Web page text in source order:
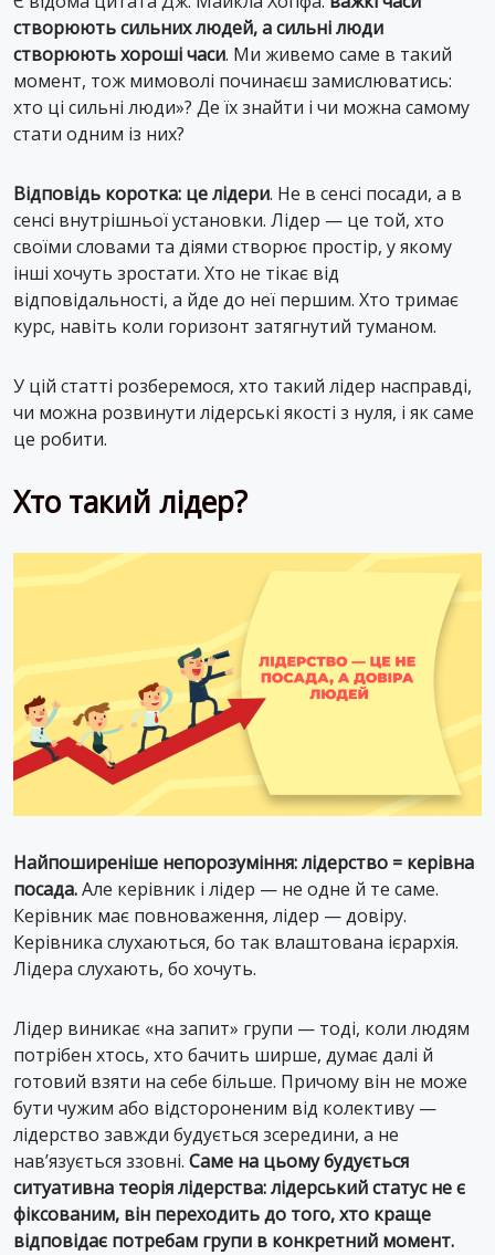
створюють сильних людей, а сильні люди
створюють хороші часи. Ми живемо саме в такий
момент, тож мимоволі починаєш замислюватись:
хто ці сильні люди»? Де їх знайти і чи можна самому
стати одним із них?
Відповідь коротка: це лідери. Не в сенсі посади, а в
сенсі внутрішньої установки. Лідер — це той, хто
своїми словами та діями створює простір, у якому
інші хочуть зростати. Хто не тікає від
відповідальності, а йде до неї першим. Хто тримає
курс, навіть коли горизонт затягнутий туманом.
У цій статті розберемося, хто такий лідер насправді,
чи можна розвинути лідерські якості з нуля, і як саме
це робити.
Хто такий лідер?
Найпоширеніше непорозуміння: лідерство = керівна
посада.Але керівник і лідер — не одне й те саме.
Керівник має повноваження, лідер — довіру.
Керівника слухаються, бо так влаштована ієрархія.
Лідера слухають, бо хочуть.
Лідер виникає «на запит» групи — тоді, коли людям
потрібен хтось, хто бачить ширше, думає далі й
готовий взяти на себе більше. Причому він не може
бути чужим або відстороненим від колективу —
лідерство завжди будується зсередини, а не
нав’язується ззовні. Саме на цьому будується
ситуативна теорія лідерства: лідерський статус не є
фіксованим, він переходить до того, хто краще
відповідає потребам групи в конкретний момент.